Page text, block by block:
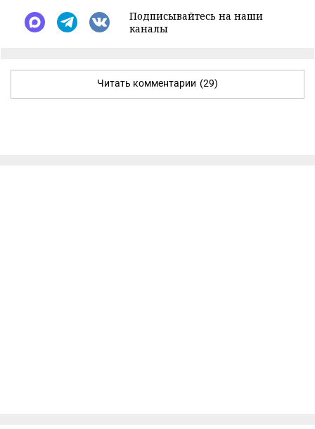
Подписывайтесь на наши
каналы
Читать комментарии (29)